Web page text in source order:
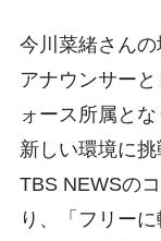
今川菜緒さん
アナウンサー
ォース所属と
新しい環境に挑
TBS NEWSの
り、「フリー